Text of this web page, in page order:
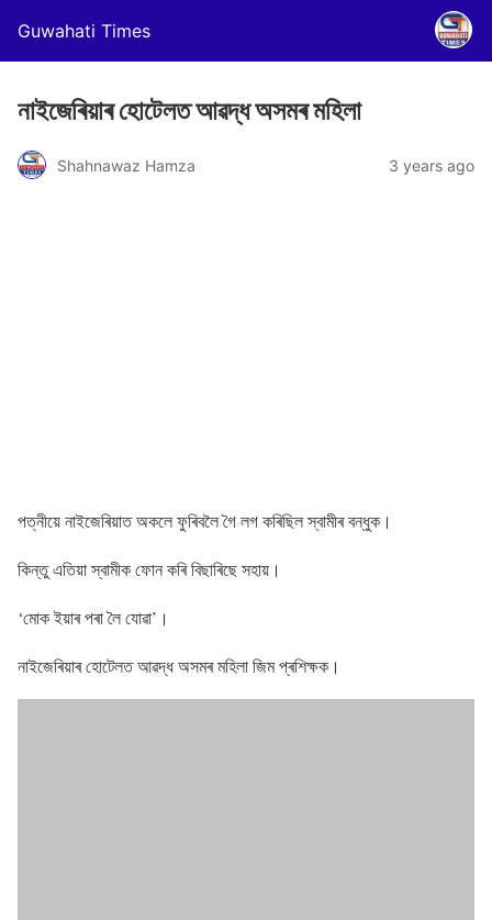
Guwahati Times
নাইজেৰিয়াৰ হোটেলত আৱদ্ধ অসমৰ মহিলা
Shahnawaz Hamza 3 years ago
পত্নীয়ে নাইজেৰিয়াত অকলে ফুৰিবলৈ গৈ লগ কৰিছিল স্বামীৰ বন্ধুক।
কিন্তু এতিয়া স্বামীক ফোন কৰি বিছাৰিছে সহায়।
‘মোক ইয়াৰ পৰা লৈ যোৱা’।
নাইজেৰিয়াৰ হোটেলত আৱদ্ধ অসমৰ মহিলা জিম প্ৰশিক্ষক।